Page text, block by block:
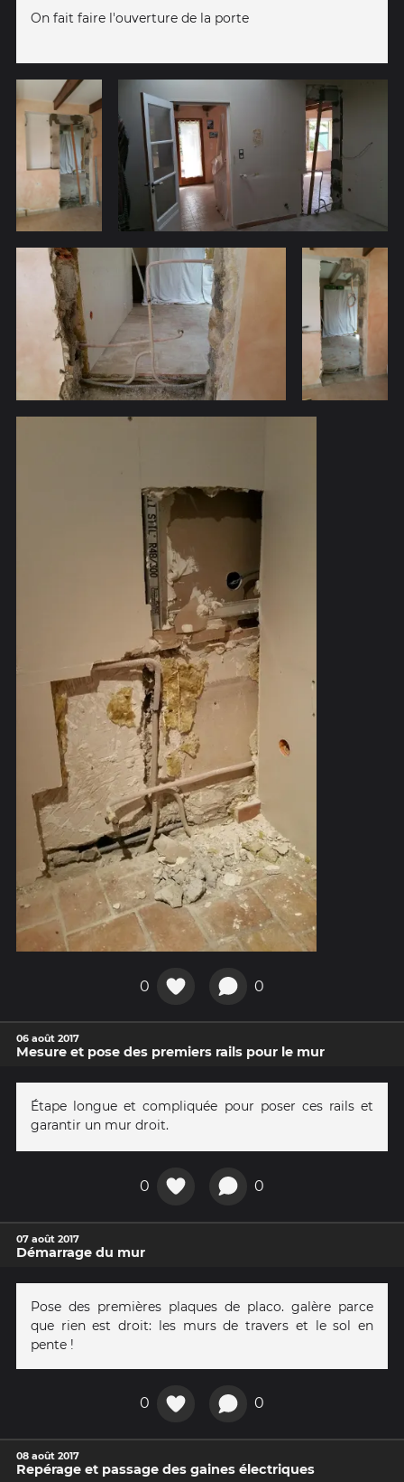
On fait faire l'ouverture de la porte
0 0
06 août 2017
Mesure et pose des premiers rails pour le mur
Étape longue et compliquée pour poser ces rails et
garantir un mur droit.
0 0
07 août 2017
Démarrage du mur
Pose des premières plaques de placo. galère parce
que rien est droit: les murs de travers et le sol en
pente !
0 0
08 août 2017
Repérage et passage des gaines électriques